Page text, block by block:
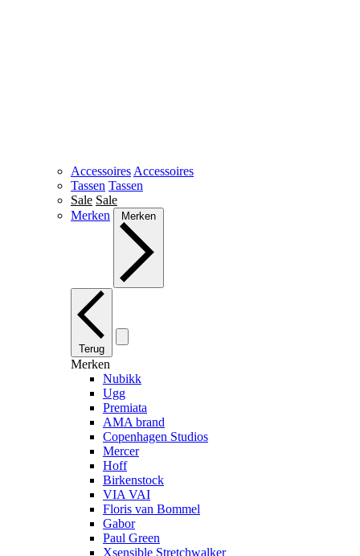
Accessoires Accessoires
Tassen Tassen
Sale Sale
Merken
Merken
Terug
Merken
Nubikk
Ugg
Premiata
AMA brand
Copenhagen Studios
Mercer
Hoff
Birkenstock
VIA VAI
Floris van Bommel
Gabor
Paul Green
Xsensible Stretchwalker